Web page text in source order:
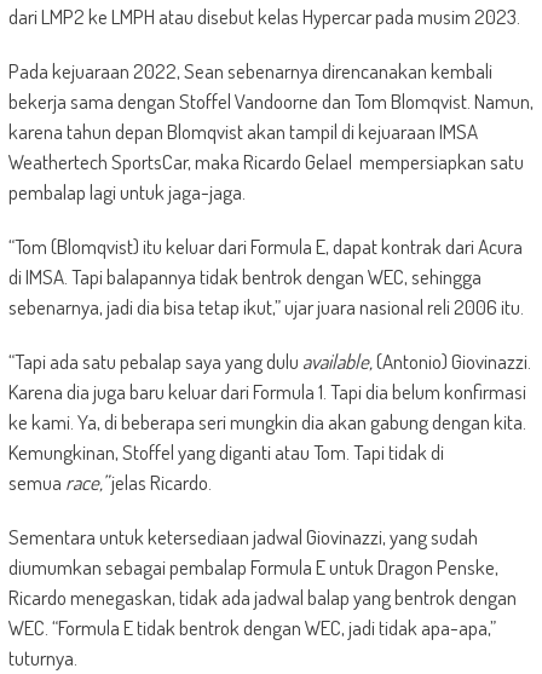
dari LMP2 ke LMPH atau disebut kelas Hypercar pada musim 2023.
Pada kejuaraan 2022, Sean sebenarnya direncanakan kembali
bekerja sama dengan Stoffel Vandoorne dan Tom Blomqvist. Namun,
karena tahun depan Blomqvist akan tampil di kejuaraan IMSA
Weathertech SportsCar, maka Ricardo Gelael mempersiapkan satu
pembalap lagi untuk jaga-jaga.
“Tom (Blomqvist) itu keluar dari Formula E, dapat kontrak dari Acura
di IMSA. Tapi balapannya tidak bentrok dengan WEC, sehingga
sebenarnya, jadi dia bisa tetap ikut,” ujar juara nasional reli 2006 itu.
“Tapi ada satu pebalap saya yang dulu available,(Antonio) Giovinazzi.
Karena dia juga baru keluar dari Formula 1. Tapi dia belum konfirmasi
ke kami. Ya, di beberapa seri mungkin dia akan gabung dengan kita.
Kemungkinan, Stoffel yang diganti atau Tom. Tapi tidak di
semua race,”jelas Ricardo.
Sementara untuk ketersediaan jadwal Giovinazzi, yang sudah
diumumkan sebagai pembalap Formula E untuk Dragon Penske,
Ricardo menegaskan, tidak ada jadwal balap yang bentrok dengan
WEC. “Formula E tidak bentrok dengan WEC, jadi tidak apa-apa,”
tuturnya.